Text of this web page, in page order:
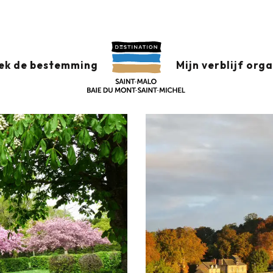
de bestemming Mijn verblijf
LE VIEUX CHATEL